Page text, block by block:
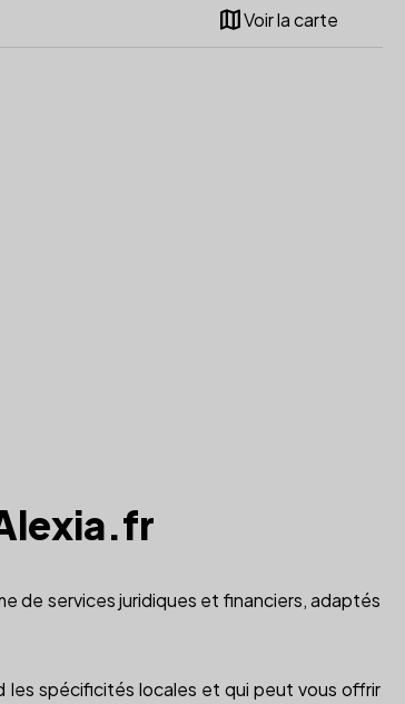
mapVoir la carte
de services juridiques et financiers, adaptés
les spécificités locales et qui peut vous offrir